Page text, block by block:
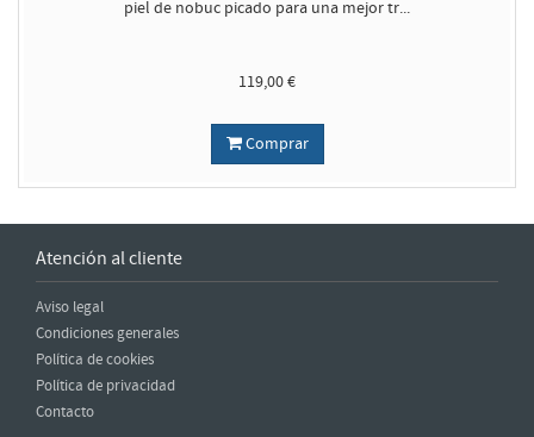
piel de nobuc picado para una mejor tr...
119,00 €
Comprar
Atención al cliente
Aviso legal
Condiciones generales
Política de cookies
Política de privacidad
Contacto